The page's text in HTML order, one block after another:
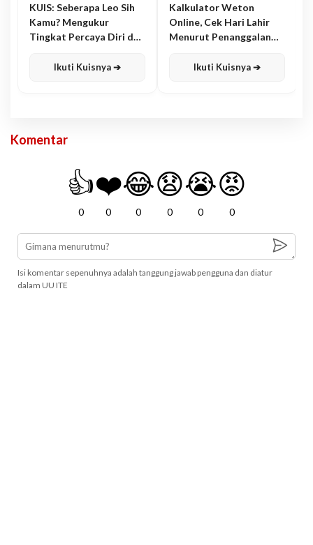
KUIS: Seberapa Leo Sih
Kamu? Mengukur
Tingkat Percaya Diri dan
Ikuti Kuisnya ➔
Kalkulator Weton
Online, Cek Hari Lahir
Menurut Penanggalan
Ikuti Kuisnya ➔
Komentar
👍
0
❤️
0
😂
0
😧
0
😭
0
😡
0
Isi komentar sepenuhnya adalah tanggung jawab pengguna dan diatur
dalam UU ITE